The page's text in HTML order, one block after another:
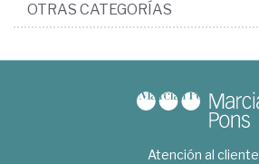
OTRAS CATEGORÍAS
Atención al cliente